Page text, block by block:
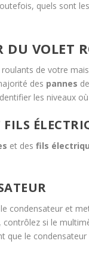
quels sont les
DU VOLET
roulants de votre
des pannes
les niveaux
et desfils
condensateur et
, contrôlez si le
que le condensateur